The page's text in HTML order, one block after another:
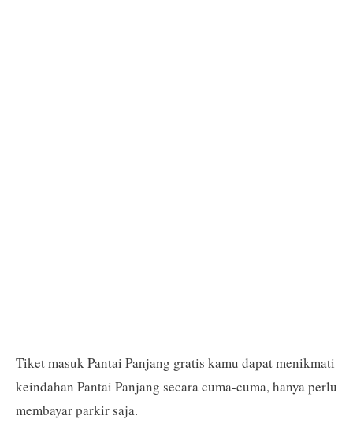
Tiket masuk Pantai Panjang gratis kamu dapat menikmati
keindahan Pantai Panjang secara cuma-cuma, hanya perlu
membayar parkir saja.